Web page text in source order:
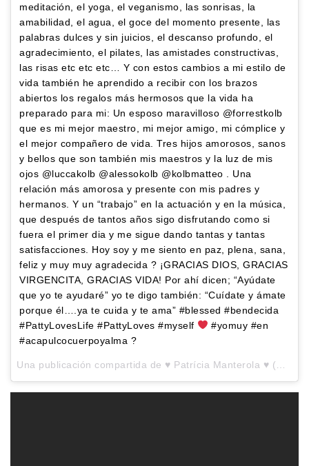
meditación, el yoga, el veganismo, las sonrisas, la
amabilidad, el agua, el goce del momento presente, las
palabras dulces y sin juicios, el descanso profundo, el
agradecimiento, el pilates, las amistades constructivas,
las risas etc etc etc… Y con estos cambios a mi estilo de
vida también he aprendido a recibir con los brazos
abiertos los regalos más hermosos que la vida ha
preparado para mi: Un esposo maravilloso @forrestkolb
que es mi mejor maestro, mi mejor amigo, mi cómplice y
el mejor compañero de vida. Tres hijos amorosos, sanos
y bellos que son también mis maestros y la luz de mis
ojos @luccakolb @alessokolb @kolbmatteo . Una
relación más amorosa y presente con mis padres y
hermanos. Y un “trabajo” en la actuación y en la música,
que después de tantos años sigo disfrutando como si
fuera el primer dia y me sigue dando tantas y tantas
satisfacciones. Hoy soy y me siento en paz, plena, sana,
feliz y muy muy agradecida ? ¡GRACIAS DIOS, GRACIAS
VIRGENCITA, GRACIAS VIDA! Por ahí dicen; “Ayúdate
que yo te ayudaré” yo te digo también: “Cuídate y ámate
porque él….ya te cuida y te ama” #blessed #bendecida
#PattyLovesLife #PattyLoves #myself
#yomuy #en
#acapulcocuerpoyalma ?
Una publicación compartida de ♥ Patrícia Manterola ♥ (@patriciamanterola) el